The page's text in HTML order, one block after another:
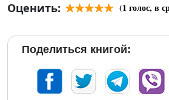
Оценить:
(1 голос, в
Поделиться книгой: